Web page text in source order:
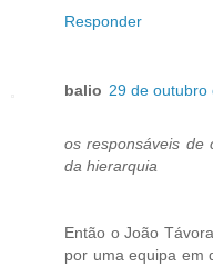
Responder
balio 29 de outubro
os responsáveis de
da hierarquia
Então o João
por uma equipa em